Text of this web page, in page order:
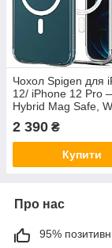
Чохол Spigen для
12/ iPhone 12 Pro
Hybrid Mag Safe,
2 390 ₴
Купити
Про нас
95%